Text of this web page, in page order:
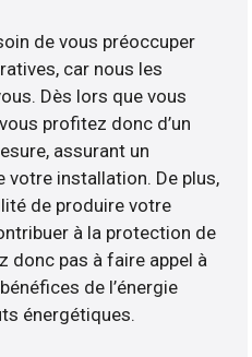
de vous préoccuper
car nous les
Dès lors que vous
profitez donc d’un
assurant un
installation. De plus,
de produire votre
à la protection de
donc pas à faire appel à
de l’énergie
énergétiques.